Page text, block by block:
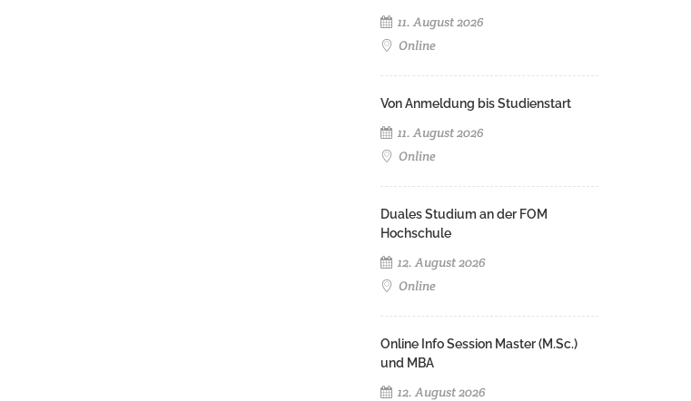
11. August 2026
Online
Von Anmeldung bis Studienstart
11. August 2026
Online
Duales Studium an der FOM
Hochschule
12. August 2026
Online
Online Info Session Master (M.Sc.)
und MBA
12. August 2026